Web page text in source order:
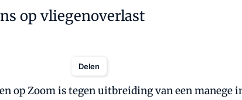
op vliegenoverlast
Delen
op Zoom is tegen uitbreiding van een manege